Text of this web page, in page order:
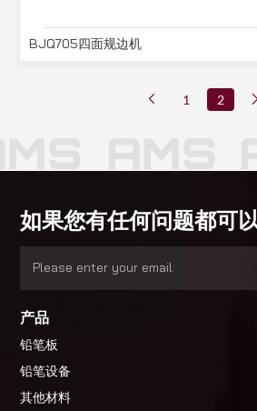
BJQ705四面规边机
1 2
如果您有任何问题都可
产品
铅笔板
铅笔设备
其他材料